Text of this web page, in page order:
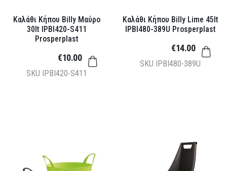
Καλάθι Κήπου Billy Μαύρο
30lt IPBI420-S411
Prosperplast
SKU IPBI420-S411
€10.00
Καλάθι Κήπου Billy Lime 45lt
IPBI480-389U Prosperplast
SKU IPBI480-389U
€14.00